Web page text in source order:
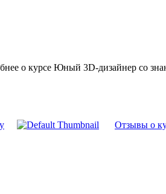
о курсе Юный 3D-дизайнер со
Отзывы о